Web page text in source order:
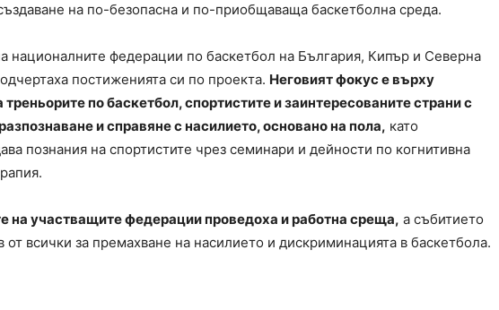
на по-безопасна и по-приобщаваща баскетболна среда.
националните федерации по баскетбол на България, Кипър и Северна
постиженията си по проекта. Неговият фокус е върху
по баскетбол, спортистите и заинтересованите страни с
и справяне с насилието, основано на пола, като
познания на спортистите чрез семинари и дейности по когнитивна
на участващите федерации проведоха и работна среща, а събитието
от всички за премахване на насилието и дискриминацията в баскетбола.